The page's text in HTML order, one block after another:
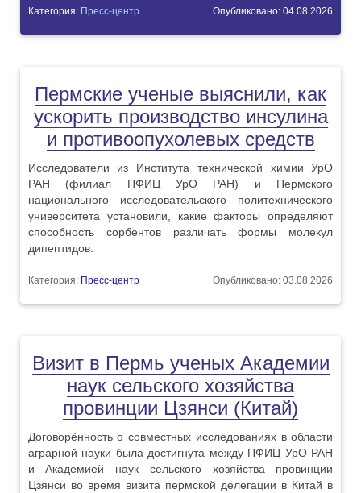
Категория: Пресс-центр Опубликовано: 04.08.2026
Пермские ученые выяснили, как
ускорить производство инсулина
и противоопухолевых средств
Исследователи из Института технической химии УрО
РАН (филиал ПФИЦ УрО РАН) и Пермского
национального исследовательского политехнического
университета установили, какие факторы определяют
способность сорбентов различать формы молекул
дипептидов.
Категория: Пресс-центр Опубликовано: 03.08.2026
Визит в Пермь ученых Академии
наук сельского хозяйства
провинции Цзянси (Китай)
Договорённость о совместных исследованиях в области
аграрной науки была достигнута между ПФИЦ УрО РАН
и Академией наук сельского хозяйства провинции
Цзянси во время визита пермской делегации в Китай в